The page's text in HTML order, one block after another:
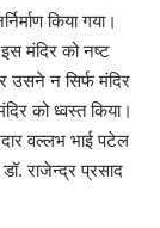
किया गया।
मंदिर को नष्ट
उसने न सिर्फ मंदिर
को ध्वस्त किया।
वल्लभ भाई पटेल
राजेन्द्र प्रसाद